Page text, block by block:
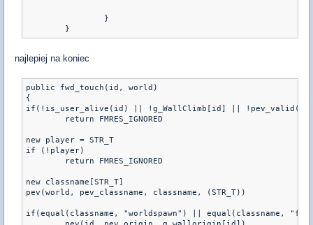
	}
najlepiej na koniec
public fwd_touch(id, world)
{
if(!is_user_alive(id) || !g_WallClimb[id] ||
new player = STR_T
if (!player)
new classname[STR_T]
pev(world, pev_classname, classname, (STR_T))
if(equal(classname, "worldspawn") || equal(classname,